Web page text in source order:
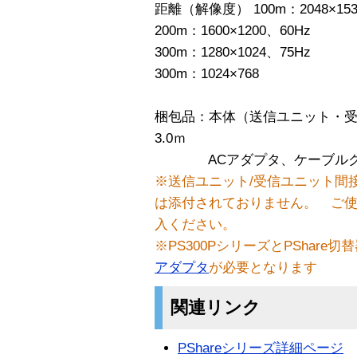
距離（解像度） 100m：
200m：1600×1200、60Hz
300m：1280×1024、75Hz
300m：1024×768
梱包品：本体（送信ユニット・
3.0ｍ
ACアダプタ、ケーブルク
※送信ユニット/受信ユニット間
は添付されておりません。 ご
入ください。
※PS300PシリーズとPShare切
アダプタ が必要となります
関連リンク
PShareシリーズ詳細ページ